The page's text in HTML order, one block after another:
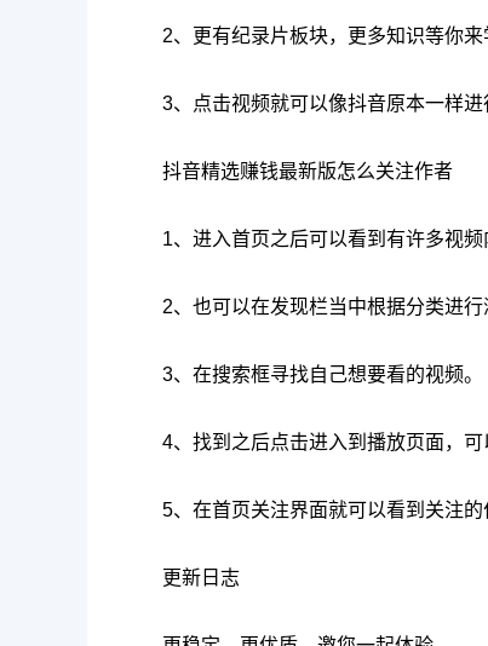
2、更有纪录片板块，更多知识等你来
3、点击视频就可以像抖音原本一样进
抖音精选赚钱最新版怎么关注作者
1、进入首页之后可以看到有许多视频
2、也可以在发现栏当中根据分类进行
3、在搜索框寻找自己想要看的视频。
4、找到之后点击进入到播放页面，
5、在首页关注界面就可以看到关注的
更新日志